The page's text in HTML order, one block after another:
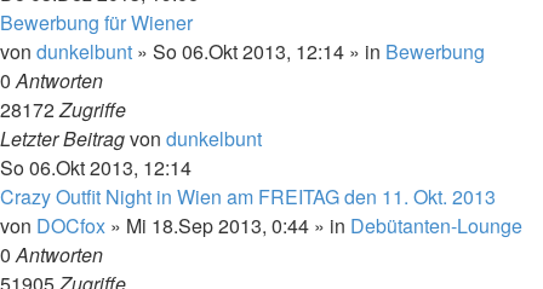
Bewerbung für Wiener
von dunkelbunt » So 06.Okt 2013, 12:14 » in Bewerbung
0Antworten
28172Zugriffe
Letzter Beitragvon dunkelbunt
So 06.Okt 2013, 12:14
Crazy Outfit Night in Wien am FREITAG den 11. Okt. 2013
von DOCfox » Mi 18.Sep 2013, 0:44 » in Debütanten-Lounge
0Antworten